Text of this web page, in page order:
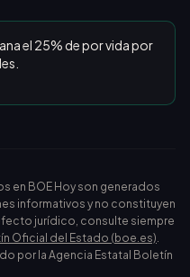
el 25% de por vida por
en BOE Hoy son generados
informativos y no constituyen
jurídico, consulte siempre
Oficial del Estado (boe.es).
por la Agencia Estatal Boletín